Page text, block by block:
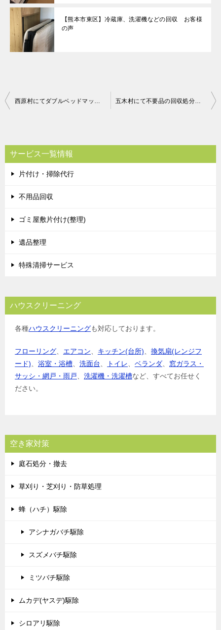
【熊本市東区】冷蔵庫、洗濯機などの回収 お客様
の声
投
ビ
ゲ
ー
シ
西原村にてダブルベッドマットレス回収 お客様の声 五木村にて不要品の回収処分 お客さまの声
サービス一覧情報
片付け・掃除代行
不用品回収
ゴミ屋敷片付け(整理)
遺品整理
特殊清掃サービス
ハウスクリーニング
各種ハウスクリーニングも対応しております。
フローリング、 エアコン、 キッチン(台所)、 換気扇(レンジフ
ード)、 浴室・浴槽、 洗面台、 トイレ、 ベランダ、 窓ガラス・
サッシ・網戸・雨戸、 洗濯機・洗濯槽など、すべてお任せく
ださい。
空き家対策
庭石処分・撤去
草刈り・芝刈り・防草処理
蜂（ハチ）駆除
アシナガバチ駆除
スズメバチ駆除
ミツバチ駆除
ムカデ(ヤスデ)駆除
シロアリ駆除